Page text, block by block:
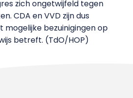
zich ongetwijfeld tegen
CDA en VVD zijn dus
mogelijke bezuinigingen op
betreft. (TdO/HOP)